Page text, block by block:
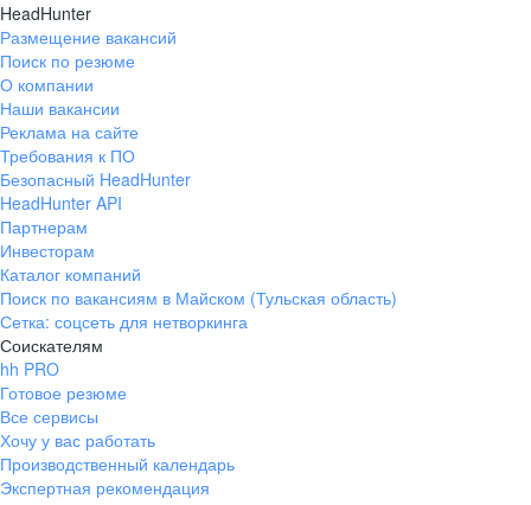
HeadHunter
Размещение вакансий
Поиск по резюме
О компании
Наши вакансии
Реклама на сайте
Требования к ПО
Безопасный HeadHunter
HeadHunter API
Партнерам
Инвесторам
Каталог компаний
Поиск по вакансиям в Майском (Тульская область)
Сетка: соцсеть для нетворкинга
Соискателям
hh PRO
Готовое резюме
Все сервисы
Хочу у вас работать
Производственный календарь
Экспертная рекомендация